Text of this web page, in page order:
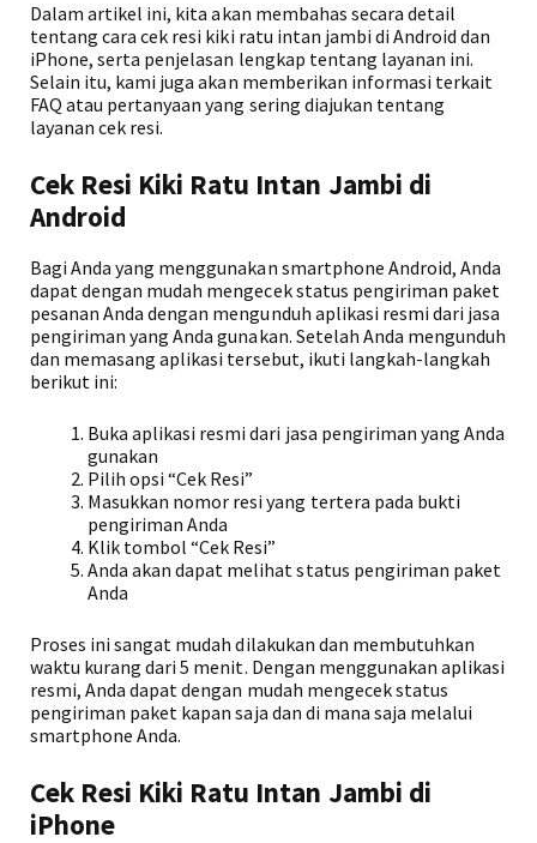
Dalam artikel ini, kita akan membahas secara detail
tentang cara cek resi kiki ratu intan jambi di Android dan
iPhone, serta penjelasan lengkap tentang layanan ini.
Selain itu, kami juga akan memberikan informasi terkait
FAQ atau pertanyaan yang sering diajukan tentang
layanan cek resi.
Cek Resi Kiki Ratu Intan Jambi di
Android
Bagi Anda yang menggunakan smartphone Android, Anda
dapat dengan mudah mengecek status pengiriman paket
pesanan Anda dengan mengunduh aplikasi resmi dari jasa
pengiriman yang Anda gunakan. Setelah Anda mengunduh
dan memasang aplikasi tersebut, ikuti langkah-langkah
berikut ini:
Buka aplikasi resmi dari jasa pengiriman yang Anda
gunakan
Pilih opsi “Cek Resi”
Masukkan nomor resi yang tertera pada bukti
pengiriman Anda
Klik tombol “Cek Resi”
Anda akan dapat melihat status pengiriman paket
Anda
Proses ini sangat mudah dilakukan dan membutuhkan
waktu kurang dari 5 menit. Dengan menggunakan aplikasi
resmi, Anda dapat dengan mudah mengecek status
pengiriman paket kapan saja dan di mana saja melalui
smartphone Anda.
Cek Resi Kiki Ratu Intan Jambi di
iPhone